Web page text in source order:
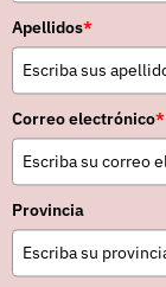
u Oasis.
Four Hour
“Bummed” , de
historia.
Party,
una
que con
más,
Apellidos*
Correo electrónico*
Provincia